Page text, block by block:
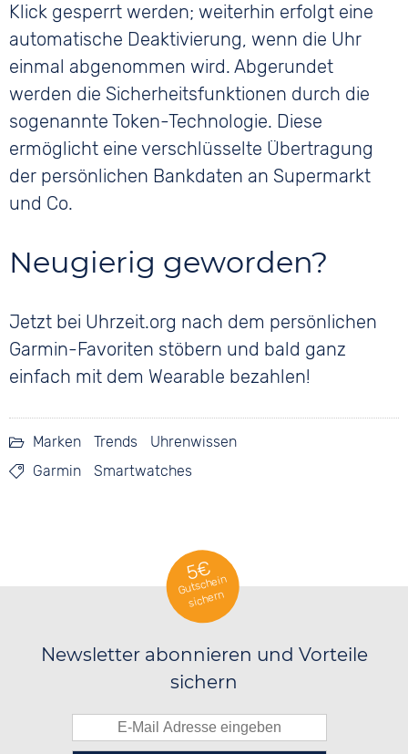
Klick gesperrt werden; weiterhin erfolgt eine
automatische Deaktivierung, wenn die Uhr
einmal abgenommen wird. Abgerundet
werden die Sicherheitsfunktionen durch die
sogenannte Token-Technologie. Diese
ermöglicht eine verschlüsselte Übertragung
der persönlichen Bankdaten an Supermarkt
und Co.
Neugierig geworden?
Jetzt bei Uhrzeit.org nach dem persönlichen
Garmin-Favoriten stöbern und bald ganz
einfach mit dem Wearable bezahlen!
Marken Trends
Uhrenwissen
Garmin
Smartwatches
5€
Gutschein
sichern
Newsletter abonnieren und Vorteile
sichern